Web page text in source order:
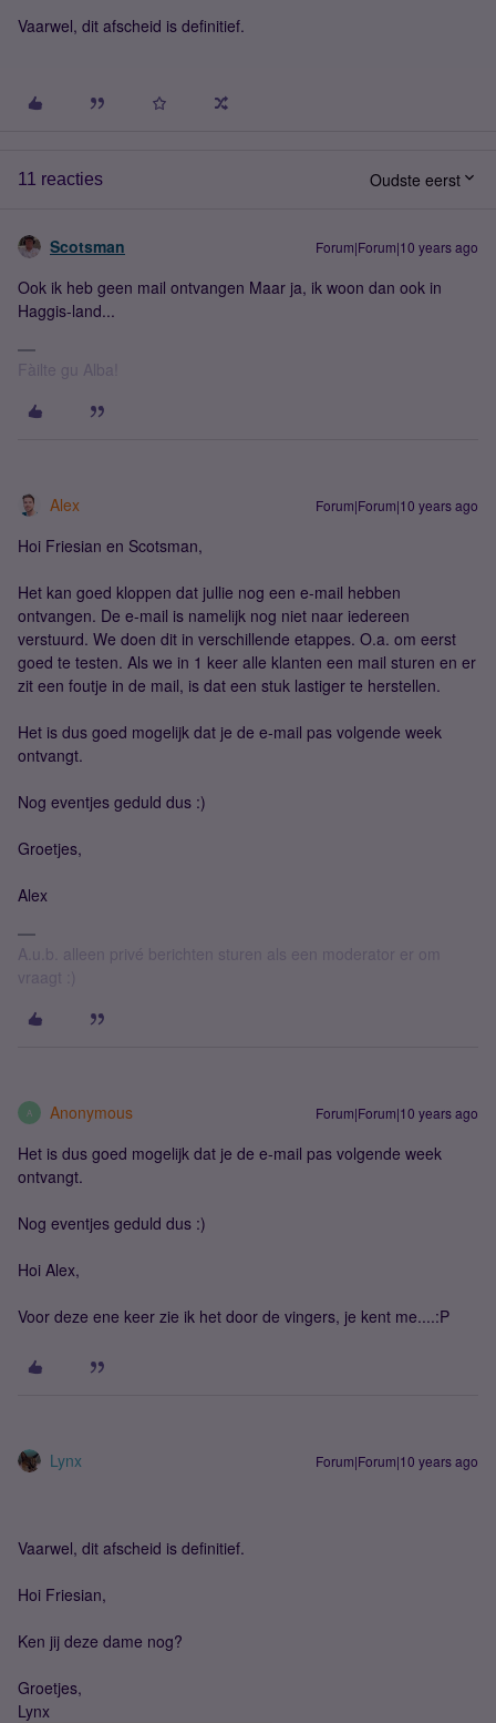
Vaarwel, dit afscheid is definitief.
11 reacties Oudste eerst
Scotsman Forum|Forum|10 years ago
Ook ik heb geen mail ontvangen Maar ja, ik woon dan ook in
Haggis-land...
Fàilte gu Alba!
Alex Forum|Forum|10 years ago
Hoi Friesian en Scotsman,
Het kan goed kloppen dat jullie nog een e-mail hebben
ontvangen. De e-mail is namelijk nog niet naar iedereen
verstuurd. We doen dit in verschillende etappes. O.a. om eerst
goed te testen. Als we in 1 keer alle klanten een mail sturen en er
zit een foutje in de mail, is dat een stuk lastiger te herstellen.
Het is dus goed mogelijk dat je de e-mail pas volgende week
ontvangt.
Nog eventjes geduld dus :)
Groetjes,
Alex
A.u.b. alleen privé berichten sturen als een moderator er om
vraagt :)
A Anonymous Forum|Forum|10 years ago
Het is dus goed mogelijk dat je de e-mail pas volgende week
ontvangt.
Nog eventjes geduld dus :)
Hoi Alex,
Voor deze ene keer zie ik het door de vingers, je kent me....:P
Lynx Forum|Forum|10 years ago
Vaarwel, dit afscheid is definitief.
Hoi Friesian,
Ken jij deze dame nog?
Groetjes,
Lynx